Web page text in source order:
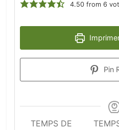
4.50 from6
Pin
TEMPS DE